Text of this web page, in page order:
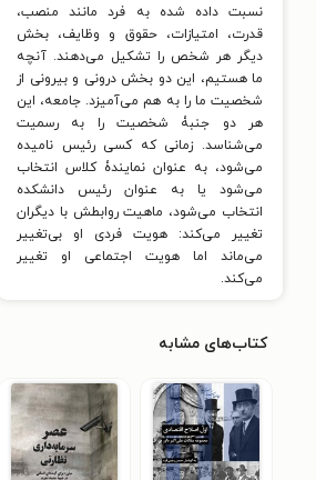
نسبت داده شده به فرد مانند منصب،
قدرت، امتیازات، حقوق و وظایف، بخش
دیگر هر شخص را تشکیل می‌دهند. آنچه
ما هستیم، این دو بخش درونی و بیرونی از
شخصیت ما را به هم می‌آمیزد. جامعه، این
هر دو جنبۀ شخصیت را به رسمیت
می‌شناسد. زمانی که کسی رئیس نامیده
می‌شود، به عنوان نمایندۀ کلاس انتخاب
می‌شود یا به عنوان رئیس دانشکده
انتخاب می‌شود، ماهیت روابطش با دیگران
تغییر می‌کند: هویت فردی او بی‌تغییر
می‌ماند اما هویت اجتماعی او تغییر
می‌کند.
کتاب‌های مشابه